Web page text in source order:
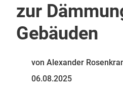
zur
Gebäuden
von Alexander
06.08.2025